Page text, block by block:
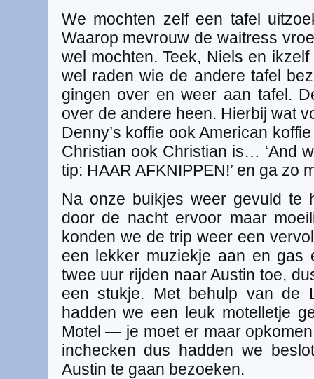
We mochten zelf een tafel
Waarop mevrouw de waitress
wel mochten. Teek, Niels en
wel raden wie de andere tafel
gingen over en weer aan tafel.
over de andere heen. Hierbij wat
Denny’s koffie ook American
Christian ook Christian is… ‘And
tip: HAAR AFKNIPPEN!’ en ga zo
Na onze buikjes weer gevuld te
door de nacht ervoor maar
konden we de trip weer een
een lekker muziekje aan en gas
twee uur rijden naar Austin toe,
een stukje. Met behulp van de
hadden we een leuk motelletje
Motel — je moet er maar
inchecken dus hadden we
Austin te gaan bezoeken.